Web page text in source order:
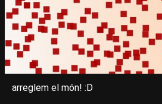
arreglem el món! :D